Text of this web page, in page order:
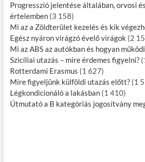
Progresszió jelentése általában, orvosi
értelemben (3 158)
Mi az a Zöldterület kezelés és kik
Egész nyáron virágzó évelő virágok (2
Mi az ABS az autókban és hogyan
Szicíliai utazás – mire érdemes figyelni?
Rotterdami Erasmus (1 627)
Mire figyeljünk külföldi utazás előtt? (1
Légkondicionáló a lakásban (1 410)
Útmutató a B kategóriás jogosítvány